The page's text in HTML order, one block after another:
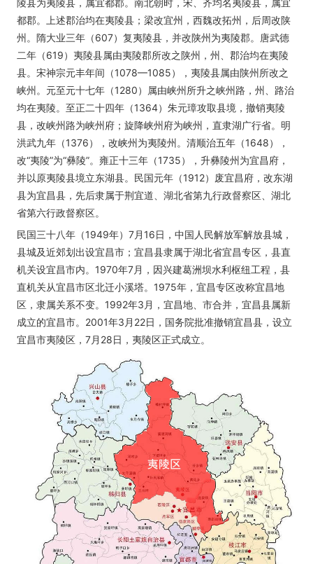
陵县为夷陵县，属宜都郡。南北朝时，宋、齐均名夷陵县，属宜
都郡。上述郡治均在夷陵县；梁改宜州，西魏改拓州，后周改陕
州。隋大业三年（607）复夷陵县，并改陕州为夷陵郡。唐武德
二年（619）夷陵县属由夷陵郡所改之陕州，州、郡治均在夷陵
县。宋神宗元丰年间（1078—1085），夷陵县属由陕州所改之
峡州。元至元十七年（1280）属由峡州所升之峡州路，州、路治
均在夷陵。至正二十四年（1364）朱元璋攻取县境，撤销夷陵
县，改峡州路为峡州府；旋降峡州府为峡州，直隶湖广行省。明
洪武九年（1376），改峡州为夷陵州。清顺治五年（1648），
改“夷陵”为“彝陵”。雍正十三年（1735），升彝陵州为宜昌府，
并以原夷陵县境立东湖县。民国元年（1912）废宜昌府，改东湖
县为宜昌县，先后隶属于荆宜道、湖北省第九行政督察区、湖北
省第六行政督察区。
民国三十八年（1949年）7月16日，中国人民解放军解放县城，
县城及近郊划出设宜昌市；宜昌县隶属于湖北省宜昌专区，县直
机关设宜昌市内。1970年7月，因兴建葛洲坝水利枢纽工程，县
直机关从宜昌市区北迁小溪塔。1975年，宜昌专区改称宜昌地
区，隶属关系不变。1992年3月，宜昌地、市合并，宜昌县属新
成立的宜昌市。2001年3月22日，国务院批准撤销宜昌县，设立
宜昌市夷陵区，7月28日，夷陵区正式成立。